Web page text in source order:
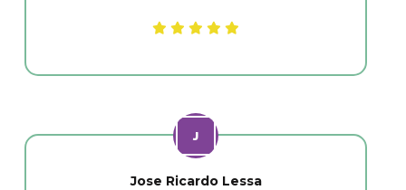
Jose Ricardo Lessa